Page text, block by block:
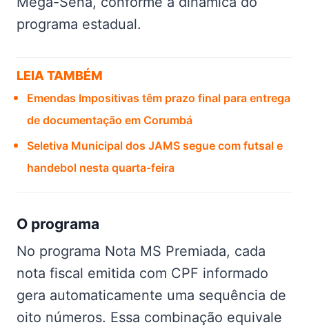
programa estadual.
LEIA TAMBÉM
Emendas Impositivas têm prazo final para entrega
de documentação em Corumbá
Seletiva Municipal dos JAMS segue com futsal e
handebol nesta quarta-feira
O programa
No programa Nota MS Premiada, cada
nota fiscal emitida com CPF informado
gera automaticamente uma sequência de
oito números. Essa combinação equivale